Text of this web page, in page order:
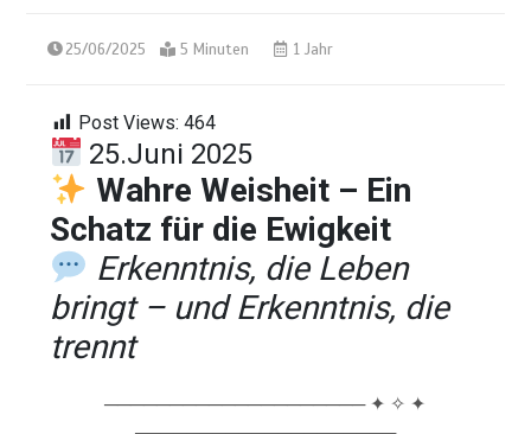
25/06/2025 5 Minuten 1 Jahr
Post Views: 464
25.Juni 2025
Wahre Weisheit – Ein
Schatz für die Ewigkeit
Erkenntnis, die Leben
bringt – und Erkenntnis, die
trennt
──────────────────── ✦ ✧ ✦